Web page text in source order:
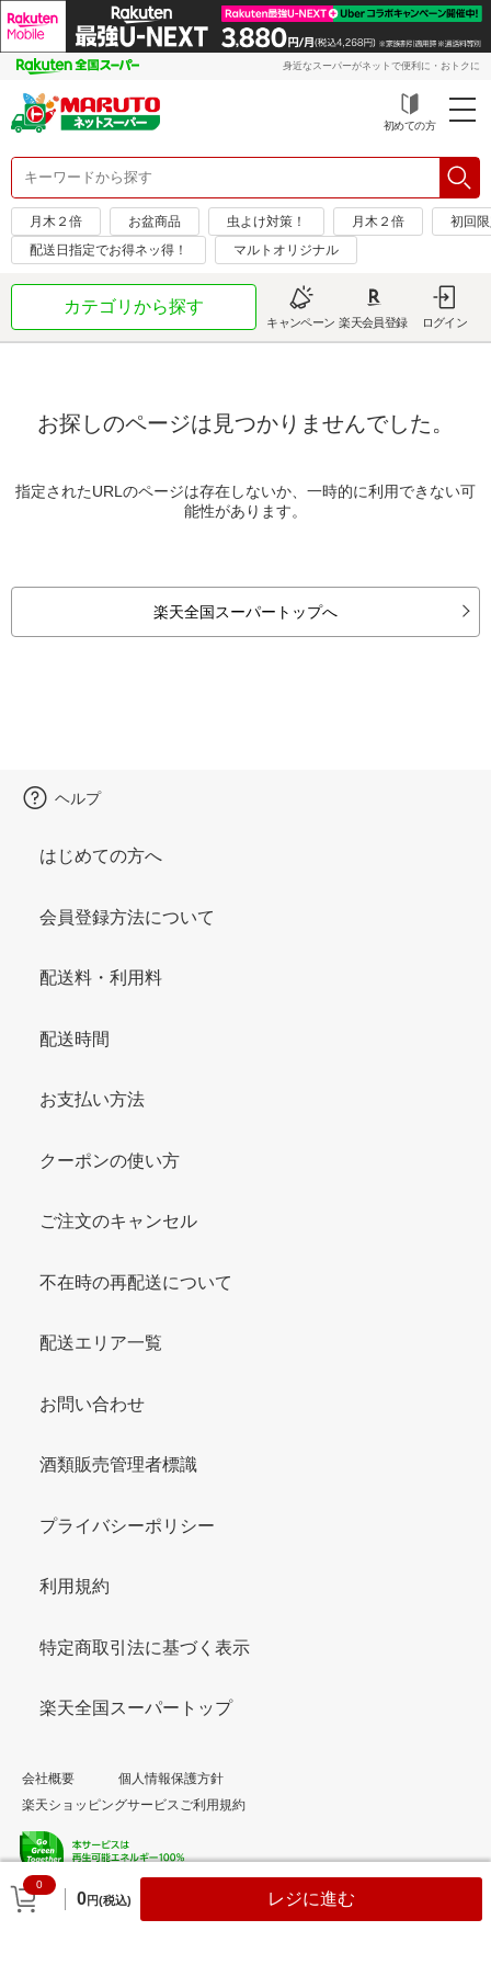
身近なスーパーがネットで便利に・おトクに
初めての方
月木２倍 お盆商品 虫よけ対策！ 月木２倍
初回
配送日指定でお得ネッ得！
マルトオリジナル
カテゴリから探す
キャンペーン 楽天会員登録 ログイン
お探しのページは見つかりませんでした。
指定されたURLのページは存在しないか、一時的に利用できない可
能性があります。
楽天全国スーパートップへ
0
0円(税込) レジに進む
ヘルプ
はじめての方へ
会員登録方法について
配送料・利用料
配送時間
お支払い方法
クーポンの使い方
ご注文のキャンセル
不在時の再配送について
配送エリア一覧
お問い合わせ
酒類販売管理者標識
プライバシーポリシー
利用規約
特定商取引法に基づく表示
楽天全国スーパートップ
会社概要
個人情報保護方針
楽天ショッピングサービスご利用規約
© Rakuten Group, Inc.